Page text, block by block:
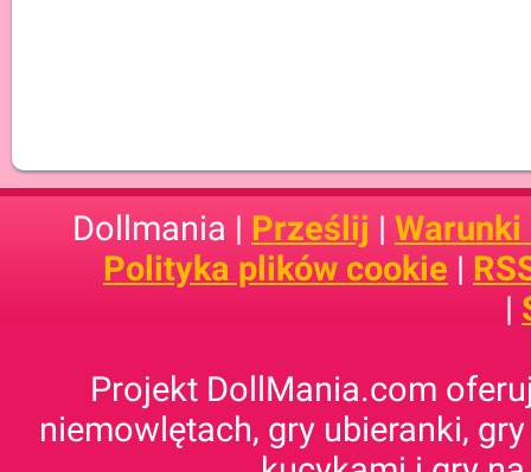
Dollmania | Prześlij |
Polityka plików cookie |
|
Projekt DollMania.com
niemowlętach, gry ubieranki,